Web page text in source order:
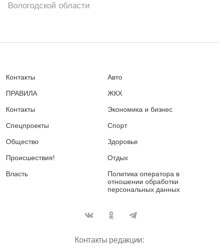
Вологодской области
Контакты
ПРАВИЛА
Контакты
Спецпроекты
Общество
Происшествия!
Власть
Авто
ЖКХ
Экономика и бизнес
Спорт
Здоровье
Отдых
Политика оператора в
отношении обработки
персональных данных
Контакты редакции: